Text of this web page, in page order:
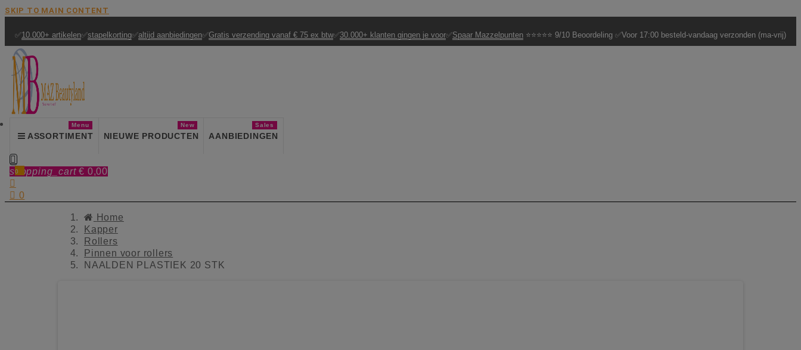
SKIP TO MAIN CONTENT
✅10.000+ artikelen✅stapelkorting✅altijd aanbiedingen✅Gratis verzending vanaf € 75 ex btw✅30.000+ klanten gingen je voor✅Spaar Mazzelpunten ⭐⭐⭐⭐⭐ 9/10 Beoordeling ✅Voor 17:00 besteld-vandaag verzonden (ma-vrij)
ASSORTIMENT
Menu
NIEUWE PRODUCTEN
New
AANBIEDINGEN
Sales

shopping_cart € 0,00
0

 0
Home
Kapper
Rollers
Pinnen voor rollers
NAALDEN PLASTIEK 20 STK